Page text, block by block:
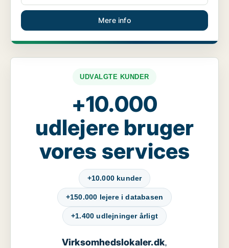
Mere info
UDVALGTE KUNDER
+10.000
udlejere bruger
vores services
+10.000 kunder
+150.000 lejere i databasen
+1.400 udlejninger årligt
Virksomhedslokaler.dk,